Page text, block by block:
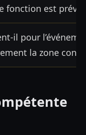
fonction est
il pour
la zone